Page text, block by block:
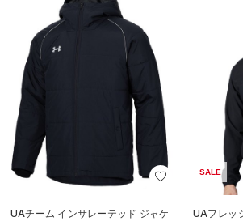
UAチーム インサレーテッド ジャケ
SALE
UAフレッ